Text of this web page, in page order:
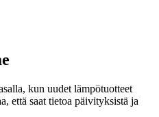
kun uudet lämpötuotteet
että saat tietoa päivityksistä ja